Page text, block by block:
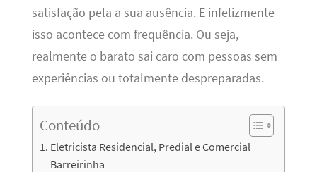
satisfação pela a sua ausência. E infelizmente
isso acontece com frequência. Ou seja,
realmente o barato sai caro com pessoas sem
experiências ou totalmente despreparadas.
Conteúdo
Eletricista Residencial, Predial e Comercial
Barreirinha